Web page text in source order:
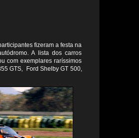
fizeram a festa na
A lista dos carros
com exemplares raríssimos
GTS, Ford Shelby GT 500,